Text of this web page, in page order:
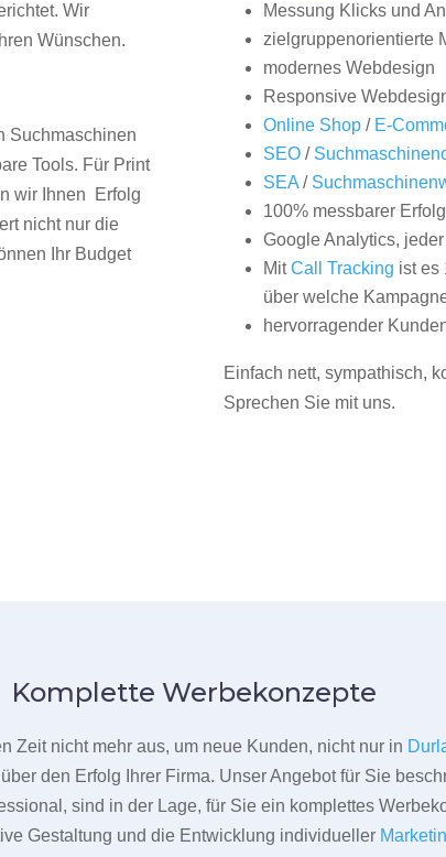
Wir
Wünschen.
Suchmaschinen
Tools. Für Print
wir Ihnen Erfolg
nicht nur die
Ihr Budget
Messung Klicks und
zielgruppenorientierte
modernes Webdesign
Responsive
Online Shop/ E-
SEO/
SEA/
100% messbarer
Google Analytics,
MitCall Tracking ist es
über welche
hervorragender
Einfach nett, sympathisch,
Sprechen Sie mit uns.
Komplette Werbekonzepte
Zeit nicht mehr aus, um neue Kunden, nicht nur in
den Erfolg Ihrer Firma. Unser Angebot für Sie
sind in der Lage, für Sie ein komplettes
Gestaltung und die Entwicklung individueller